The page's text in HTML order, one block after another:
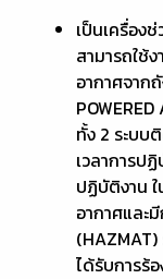
เป็นเครื่อง
สามารถใช้
อากาศจาก
ทั้ง 2 ระบบ
เวลาการป
ปฏิบัติงาน
อากาศและ
ได้รับการร้